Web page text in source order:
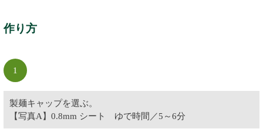
作り方
1
製麺キャップを選ぶ。
【写真A】0.8mm シート ゆで時間／5～6分